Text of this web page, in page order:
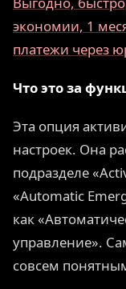
экономии, 1
платежи через
Что это за
Эта опция
настроек. Она
подразделе
«Automatic
как
управление».
совсем